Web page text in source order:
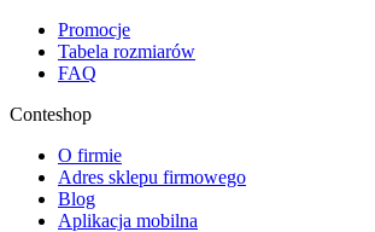
Promocje
Tabela rozmiarów
FAQ
Conteshop
O firmie
Adres sklepu firmowego
Blog
Aplikacja mobilna